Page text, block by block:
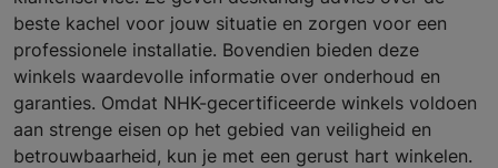
beste kachel voor jouw situatie en zorgen voor een
professionele installatie. Bovendien bieden deze
winkels waardevolle informatie over onderhoud en
garanties. Omdat NHK-gecertificeerde winkels voldoen
aan strenge eisen op het gebied van veiligheid en
betrouwbaarheid, kun je met een gerust hart winkelen.